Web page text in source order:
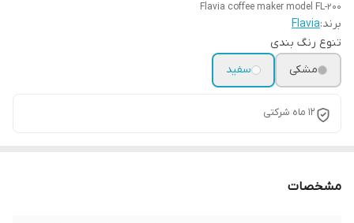
Flavia coffee maker model FL-200
برند:Flavia
تنوع رنگ بندی
مشکی
سفید
۱۲ ماه شرکتی
مشخصات